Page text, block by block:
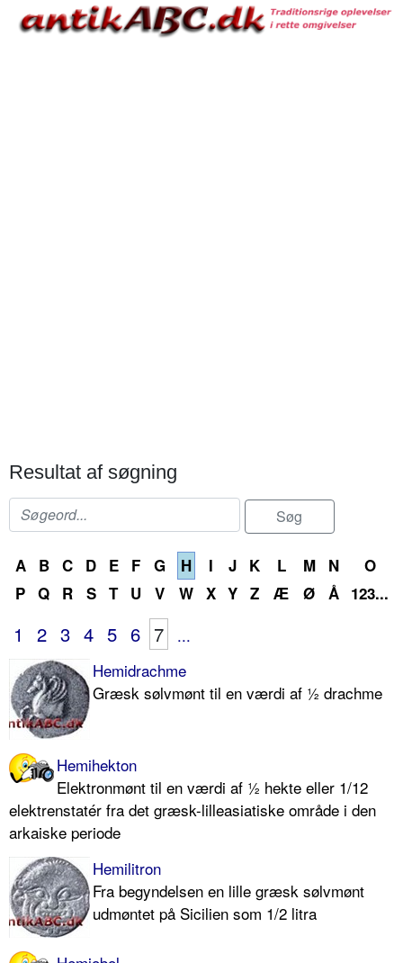
Resultat af søgning
A B C D E F G H I J K L M N
O
P Q R S T U V W X Y Z Æ Ø Å 123...
1 2 3 4 5 6 7
...
Hemidrachme
Græsk sølvmønt til en værdi af ½ drachme
Hemihekton
Elektronmønt til en værdi af ½ hekte eller 1/12
elektrenstatér fra det græsk-lilleasiatiske område i den
arkaiske periode
Hemilitron
Fra begyndelsen en lille græsk sølvmønt
udmøntet på Sicilien som 1/2 litra